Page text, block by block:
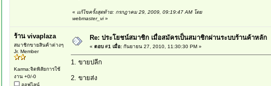
« แก้ไขครั้งสุดท้าย: กรกฎาคม 29, 2009, 09:19:47 AM โดย
webmaster_vi»
ร้าน vivaplaza
สมาชิกขายสินค้าต่างๆ
Jr. Member
Karma:จิตพิสัยการใช้
งาน +0/-0
ออฟไลน์
Re: ประโยชน์สมาชิก เมื่อสมัครเป็นสมาชิกผ่านระบบร้านค้าหลัก
« ตอบ #1 เมื่อ: กันยายน 27, 2010, 11:30:30 PM »
1. ขายปลีก
2. ขายส่ง